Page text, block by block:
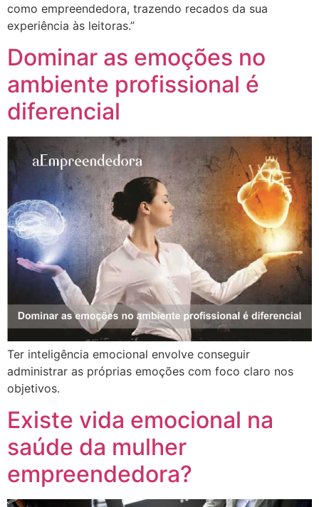
como empreendedora, trazendo recados da sua
experiência às leitoras.”
Dominar as emoções no
ambiente profissional é
diferencial
Ter inteligência emocional envolve conseguir
administrar as próprias emoções com foco claro nos
objetivos.
Existe vida emocional na
saúde da mulher
empreendedora?